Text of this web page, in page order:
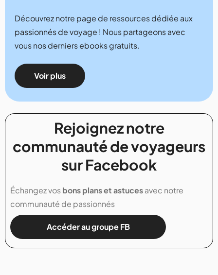
Découvrez notre page de ressources dédiée aux
passionnés de voyage ! Nous partageons avec
vous nos derniers ebooks gratuits.
Voir plus
Rejoignez notre
communauté de voyageurs
sur Facebook
Échangez vosbons plans et astucesavec notre
communauté de passionnés
Accéder au groupe FB